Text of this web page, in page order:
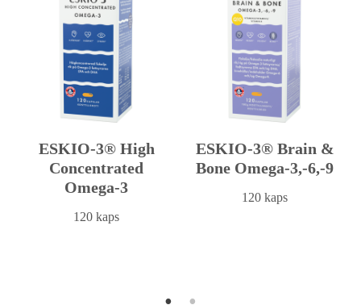
ESKIO-3® High
Concentrated
Omega-3
120 kaps
ESKIO-3® Brain &
Bone Omega-3,-6,-9
120 kaps